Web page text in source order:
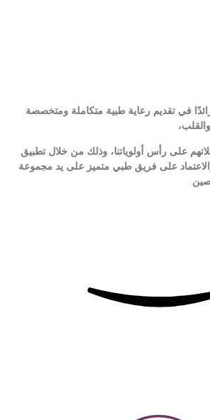
في تقديم رعاية طبية متكاملة ومتخصصة
على رأس أولوياتنا، وذلك من خلال تطبيق
والاعتماد على فريق طبي متميز على يد مجموعة